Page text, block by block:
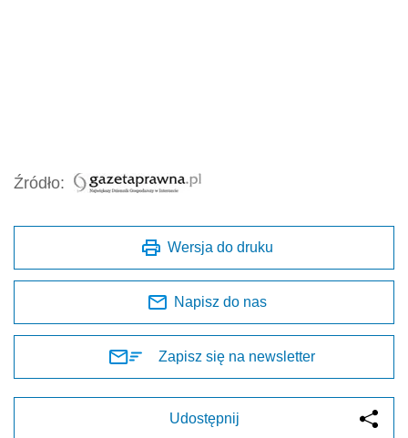
Źródło:
Wersja do druku
Napisz do nas
Zapisz się na newsletter
Udostępnij